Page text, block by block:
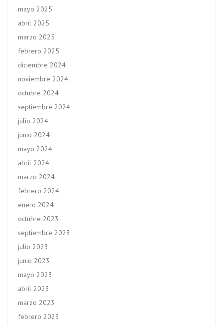
mayo 2025
abril 2025
marzo 2025
febrero 2025
diciembre 2024
noviembre 2024
octubre 2024
septiembre 2024
julio 2024
junio 2024
mayo 2024
abril 2024
marzo 2024
febrero 2024
enero 2024
octubre 2023
septiembre 2023
julio 2023
junio 2023
mayo 2023
abril 2023
marzo 2023
febrero 2023